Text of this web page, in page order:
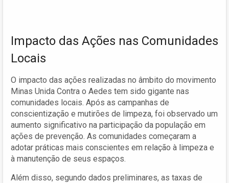
Impacto das Ações nas Comunidades
Locais
O impacto das ações realizadas no âmbito do movimento
Minas Unida Contra o Aedes tem sido gigante nas
comunidades locais. Após as campanhas de
conscientização e mutirões de limpeza, foi observado um
aumento significativo na participação da população em
ações de prevenção. As comunidades começaram a
adotar práticas mais conscientes em relação à limpeza e
à manutenção de seus espaços.
Além disso, segundo dados preliminares, as taxas de